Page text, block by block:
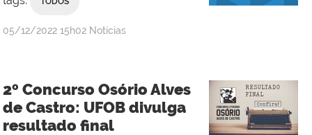
publicado
05/12/2022 15h02 Notícias
2º Concurso Osório Alves
de Castro: UFOB divulga
resultado final